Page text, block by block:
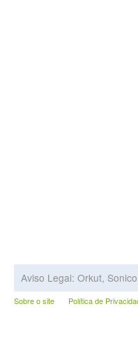
Aviso Legal: Orkut,
Sobre o site Política de